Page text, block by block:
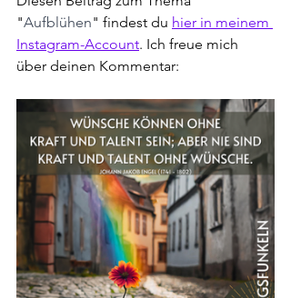
"Aufblühen" findest du hier in meinem
Instagram-Account. Ich freue mich
über deinen Kommentar: